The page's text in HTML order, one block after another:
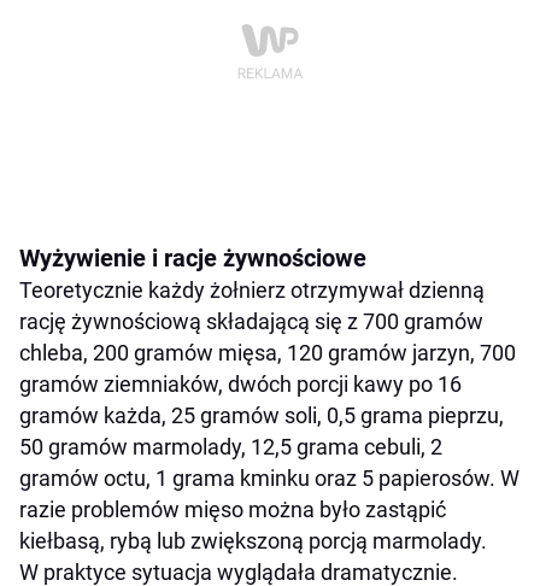
Wyżywienie i racje żywnościowe
Teoretycznie każdy żołnierz otrzymywał dzienną
rację żywnościową składającą się z 700 gramów
chleba, 200 gramów mięsa, 120 gramów jarzyn, 700
gramów ziemniaków, dwóch porcji kawy po 16
gramów każda, 25 gramów soli, 0,5 grama pieprzu,
50 gramów marmolady, 12,5 grama cebuli, 2
gramów octu, 1 grama kminku oraz 5 papierosów. W
razie problemów mięso można było zastąpić
kiełbasą, rybą lub zwiększoną porcją marmolady.
W praktyce sytuacja wyglądała dramatycznie.